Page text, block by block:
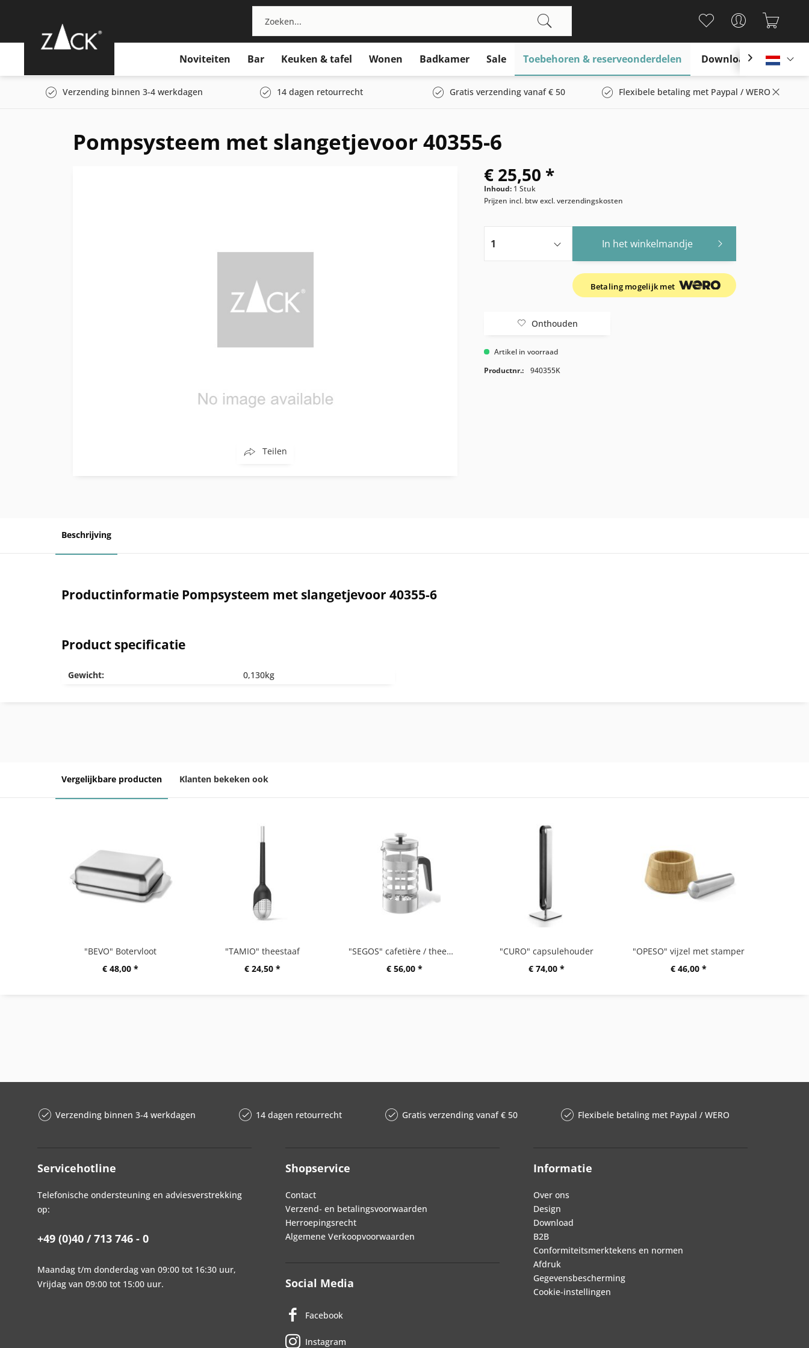
Noviteiten Bar Keuken & tafel Wonen Badkamer Sale Toebehoren & reserveonderdelen Download
Verzending binnen 3-4 werkdagen 14 dagen retourrecht Gratis verzending vanaf € 50 Flexibele betaling met Paypal / WERO
Pompsysteem met slangetjevoor 40355-6
Teilen
€ 25,50 *
Inhoud: 1 Stuk
Prijzen incl. btwexcl. verzendingskosten
In het winkelmandje
Betaling mogelijk met
Onthouden
Artikel in voorraad
Productnr.:
940355K
Beschrijving
Productinformatie Pompsysteem met slangetjevoor 40355-6
Product specificatie
Gewicht: 0,130kg
Vergelijkbare producten Klanten bekeken ook
"BEVO" Botervloot
€ 48,00 *
"TAMIO" theestaaf
€ 24,50 *
"SEGOS" cafetière / theemaker
€ 56,00 *
"CURO" capsulehouder
€ 74,00 *
"OPESO" vijzel met stamper
€ 46,00 *
Verzending binnen 3-4 werkdagen 14 dagen retourrecht Gratis verzending vanaf € 50 Flexibele betaling met Paypal / WERO
Servicehotline
Telefonische ondersteuning en adviesverstrekking
op:
+49 (0)40 / 713 746 - 0
Maandag t/m donderdag van 09:00 tot 16:30 uur,
Vrijdag van 09:00 tot 15:00 uur.
Shopservice
Contact
Verzend- en betalingsvoorwaarden
Herroepingsrecht
Algemene Verkoopvoorwaarden
Social Media
Facebook
Instagram
Informatie
Over ons
Design
Download
B2B
Conformiteitsmerktekens en normen
Afdruk
Gegevensbescherming
Cookie-instellingen